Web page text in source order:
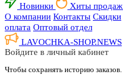
Новинки Хиты продаж
О компании Контакты Скидки
оплата Оптовый отдел
LAVOCHKA-SHOP.NEWS
Войдите в личный кабинет
Чтобы сохранять историю заказов.